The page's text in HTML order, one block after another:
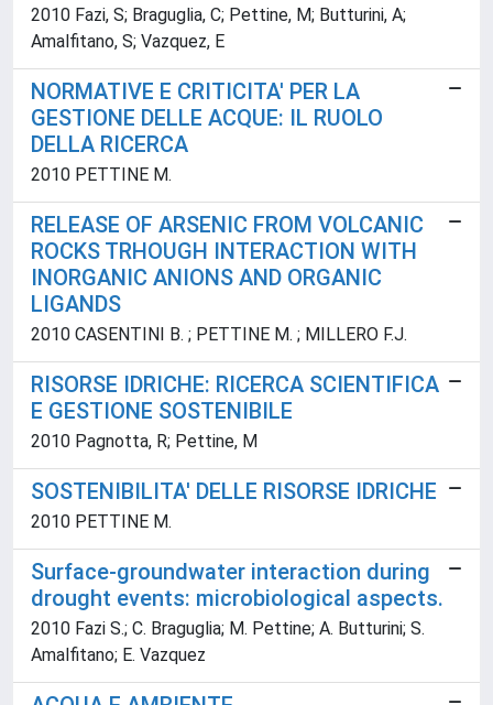
2010 Fazi, S; Braguglia, C; Pettine, M; Butturini, A;
Amalfitano, S; Vazquez, E
NORMATIVE E CRITICITA' PER LA
GESTIONE DELLE ACQUE: IL RUOLO
DELLA RICERCA
2010 PETTINE M.
RELEASE OF ARSENIC FROM VOLCANIC
ROCKS TRHOUGH INTERACTION WITH
INORGANIC ANIONS AND ORGANIC
LIGANDS
2010 CASENTINI B. ; PETTINE M. ; MILLERO F.J.
RISORSE IDRICHE: RICERCA SCIENTIFICA
E GESTIONE SOSTENIBILE
2010 Pagnotta, R; Pettine, M
SOSTENIBILITA' DELLE RISORSE IDRICHE
2010 PETTINE M.
Surface-groundwater interaction during
drought events: microbiological aspects.
2010 Fazi S.; C. Braguglia; M. Pettine; A. Butturini; S.
Amalfitano; E. Vazquez